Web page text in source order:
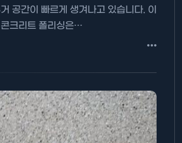
공간이 빠르게 생겨나고 있습니다. 이
크리트 폴리싱은…